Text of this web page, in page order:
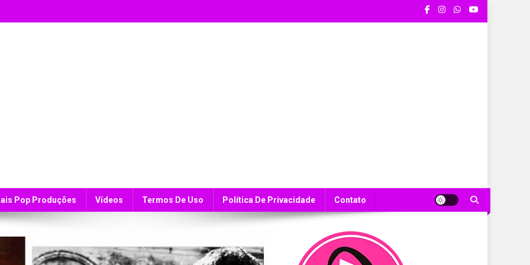
Pop Produções Vídeos Termos De Uso Política De Privacidade Contato